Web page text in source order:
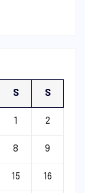
S S
1 2
8 9
15 16